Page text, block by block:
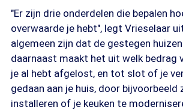
"Er zijn drie onderdelen die bepalen
overwaarde je hebt", legt Vrieselaar
algemeen zijn dat de gestegen
daarnaast maakt het uit welk bedrag
je al hebt afgelost, en tot slot of je
gedaan aan je huis, door bijvoorbeeld
installeren of je keuken te